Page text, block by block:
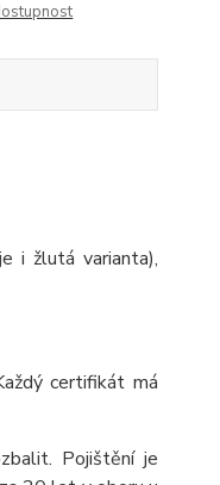
i žlutá varianta),
certifikát má
Pojištění je